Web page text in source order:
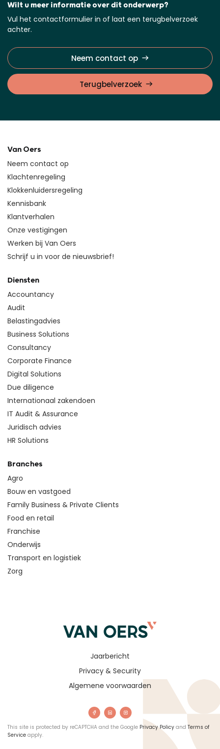
Wilt u meer informatie over dit onderwerp?
Vul het contactformulier in of laat een terugbelverzoek
achter.
Neem contact op
Terugbelverzoek
Van Oers
Neem contact op
Klachtenregeling
Klokkenluidersregeling
Kennisbank
Klantverhalen
Onze vestigingen
Werken bij Van Oers
Schrijf u in voor de nieuwsbrief!
Diensten
Accountancy
Audit
Belastingadvies
Business Solutions
Consultancy
Corporate Finance
Digital Solutions
Due diligence
Internationaal zakendoen
IT Audit & Assurance
Juridisch advies
HR Solutions
Branches
Agro
Bouw en vastgoed
Family Business & Private Clients
Food en retail
Franchise
Onderwijs
Transport en logistiek
Zorg
Algemene voorwaarden
Privacy & Security
Jaarbericht
This site is protected by reCAPTCHA and the Google Privacy Policy and Terms of
Service apply.